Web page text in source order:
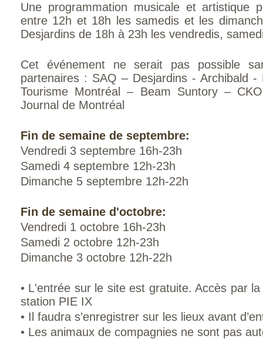
Une programmation musicale et artistique
entre 12h et 18h les samedis et les
Desjardins de 18h à 23h les vendredis,
Cet événement ne serait pas possible
partenaires : SAQ – Desjardins - Archibald
Tourisme Montréal – Beam Suntory –
Journal de Montréal
Fin de semaine de septembre:
Vendredi 3 septembre 16h-23h
Samedi 4 septembre 12h-23h
Dimanche 5 septembre 12h-22h
Fin de semaine d'octobre:
Vendredi 1 octobre 16h-23h
Samedi 2 octobre 12h-23h
Dimanche 3 octobre 12h-22h
• L'entrée sur le site est gratuite. Accès par
station PIE IX
• Il faudra s’enregistrer sur les lieux avant
• Les animaux de compagnies ne sont pas